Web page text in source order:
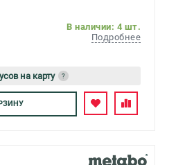
В наличии: 4 шт.
Подробнее
на карту
?